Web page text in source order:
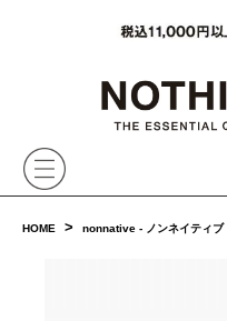
HOME > nonnative - ノンネイティブ